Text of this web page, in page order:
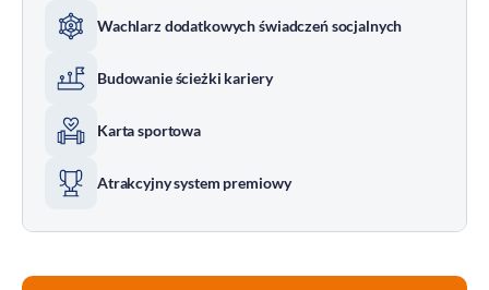
Wachlarz dodatkowych świadczeń socjalnych
Budowanie ścieżki kariery
Karta sportowa
Atrakcyjny system premiowy